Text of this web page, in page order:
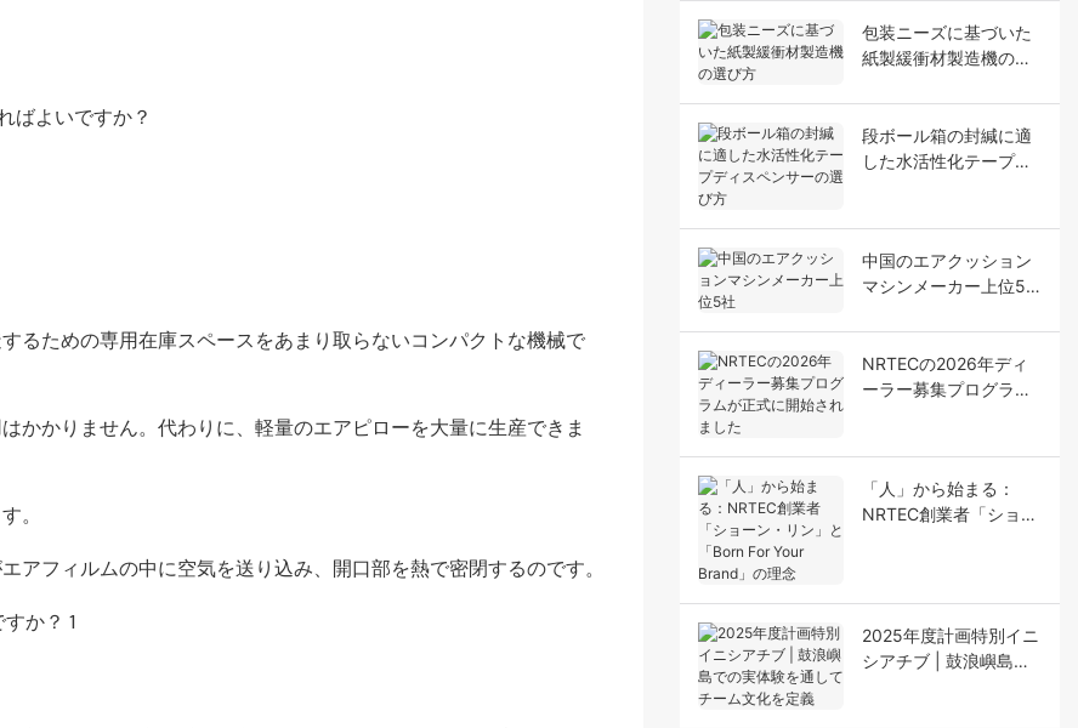
ばよいですか？
るための専用在庫スペースをあまり取らないコンパクトな機械で
かかりません。代わりに、軽量のエアピローを大量に生産できま
。
アフィルムの中に空気を送り込み、開口部を熱で密閉するのです。
包装ニーズに基づいた
紙製緩衝材製造機の選
段ボール箱の封緘に適
した水活性化テープデ
中国のエアクッション
マシンメーカー上位5
NRTECの2026年ディ
ーラー募集プログラム
「人」から始まる：
NRTEC創業者「ショー
2025年度計画特別イニ
シアチブ | 鼓浪嶼島で